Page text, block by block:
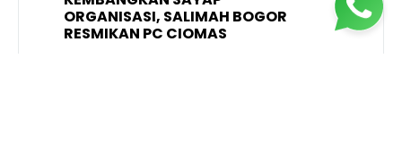
ORGANISASI, SALIMAH BOGOR
RESMIKAN PC CIOMAS